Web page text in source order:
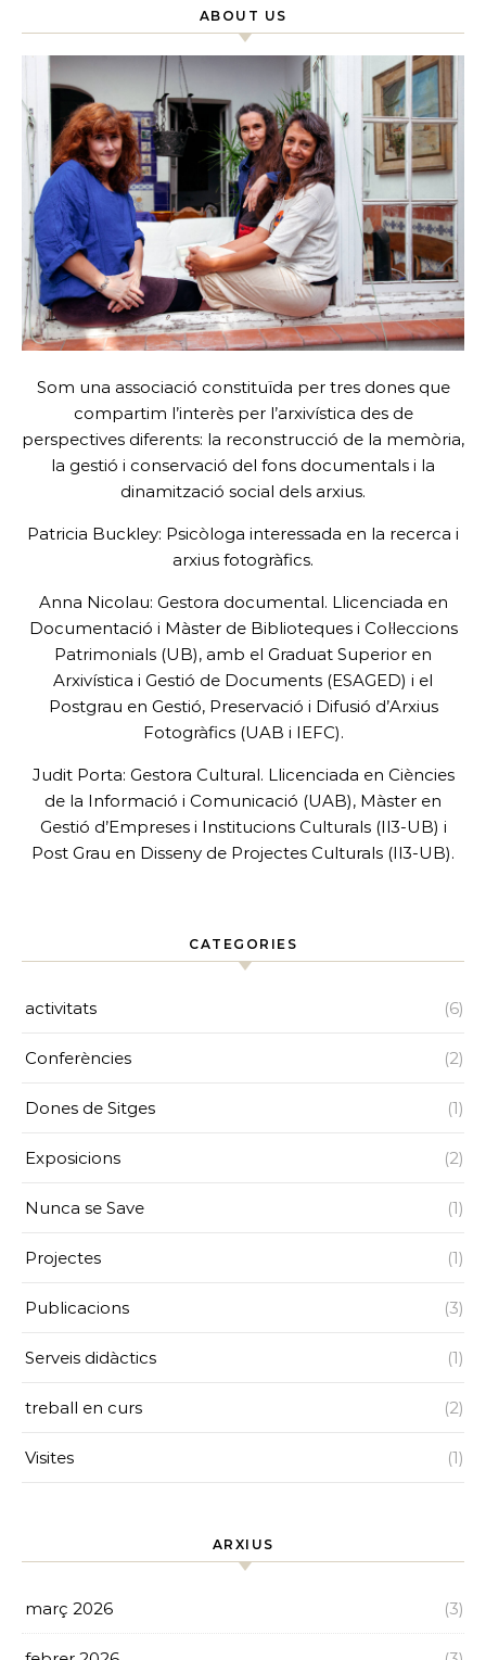
ABOUT US
Som una associació constituïda per tres dones que
compartim l’interès per l’arxivística des de
perspectives diferents: la reconstrucció de la memòria,
la gestió i conservació del fons documentals i la
dinamització social dels arxius.
Patricia Buckley: Psicòloga interessada en la recerca i
arxius fotogràfics.
Anna Nicolau: Gestora documental. Llicenciada en
Documentació i Màster de Biblioteques i Col·leccions
Patrimonials (UB), amb el Graduat Superior en
Arxivística i Gestió de Documents (ESAGED) i el
Postgrau en Gestió, Preservació i Difusió d’Arxius
Fotogràfics (UAB i IEFC).
Judit Porta: Gestora Cultural. Llicenciada en Ciències
de la Informació i Comunicació (UAB), Màster en
Gestió d’Empreses i Institucions Culturals (Il3-UB) i
Post Grau en Disseny de Projectes Culturals (Il3-UB).
CATEGORIES
activitats (6)
Conferències (2)
Dones de Sitges (1)
Exposicions (2)
Nunca se Save (1)
Projectes (1)
Publicacions (3)
Serveis didàctics (1)
treball en curs (2)
Visites (1)
ARXIUS
març 2026 (3)